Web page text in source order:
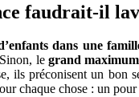
faudrait-il
dans une
le grand maximum
ils préconisent un bon
chaque chose : un